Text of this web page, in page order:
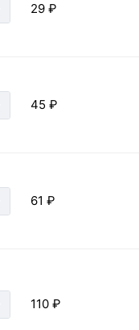
29 ₽
45 ₽
61 ₽
110 ₽